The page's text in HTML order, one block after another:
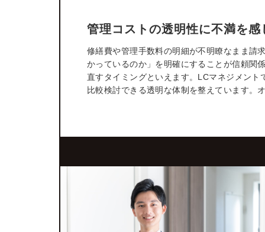
管理コストの透明性に不満を感
修繕費や管理手数料の明細が不明瞭なまま請
かっているのか」を明確にすることが信頼関
直すタイミングといえます。LCマネジメン
比較検討できる透明な体制を整えています。